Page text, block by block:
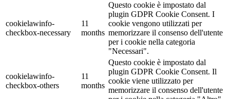
cookielawinfo-
checkbox-necessary
11
months
Questo cookie è impostato dal
plugin GDPR Cookie Consent. I
cookie vengono utilizzati per
memorizzare il consenso dell'utente
per i cookie nella categoria
"Necessari".
cookielawinfo-
checkbox-others
11
months
Questo cookie è impostato dal
plugin GDPR Cookie Consent. Il
cookie viene utilizzato per
memorizzare il consenso dell'utente